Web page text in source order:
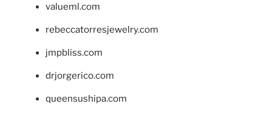
valueml.com
rebeccatorresjewelry.com
jmpbliss.com
drjorgerico.com
queensushipa.com